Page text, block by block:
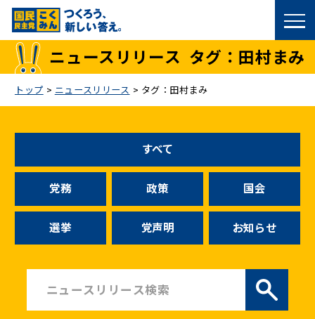
国民民主党トップ
候補者公募
こくみん政治塾
党基本情報
お問い合わせ
ニュースリリース タグ：田村まみ
トップ > ニュースリリース > タグ：田村まみ
すべて
党務 政策 国会
選挙 党声明 お知らせ